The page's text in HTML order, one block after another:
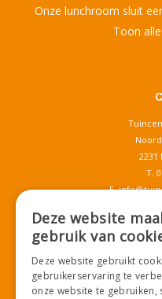
Onze lunchroom sluit
Toon
2231
T.
E.
Deze website
gebruik van
Deze website gebruikt
gebruikerservaring te
onze website te gebruiken,